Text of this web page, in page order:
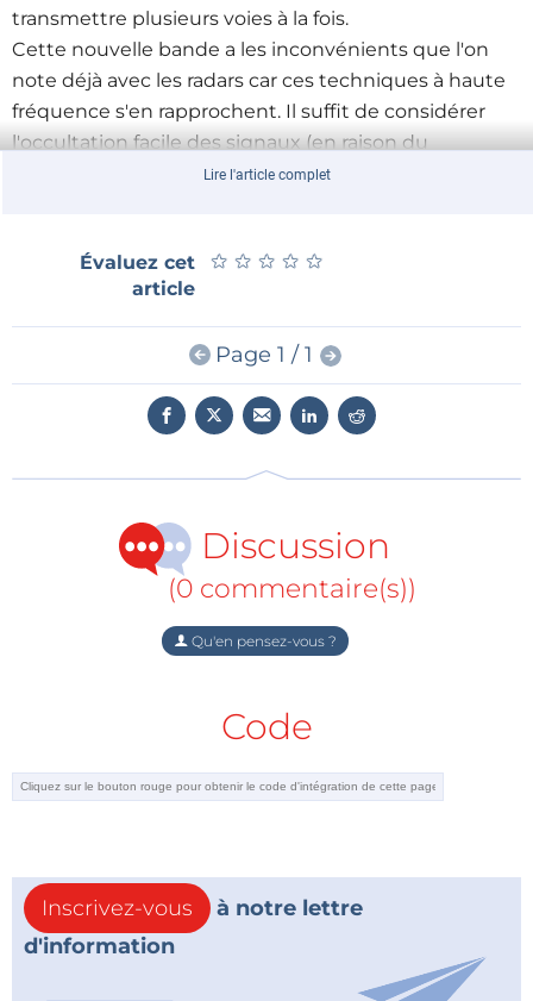
transmettre plusieurs voies à la fois.
Cette nouvelle bande a les inconvénients que l'on
note déjà avec les radars car ces techniques à haute
fréquence s'en rapprochent. Il suffit de considérer
l'occultation facile des signaux (en raison du
comportement voisin de la lumière de ces ondes),
faudra beaucoup plus d'émetteurs.
Lire l'article complet
Évaluez cet
article
★ ★ ★ ★ ★
★ ★ ★ ★ ★
Page 1 / 1
Discussion
(0 commentaire(s))
Qu'en pensez-vous ?
Code
Inscrivez-vous
à notre lettre
d'information